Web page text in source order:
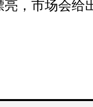
，市场会给